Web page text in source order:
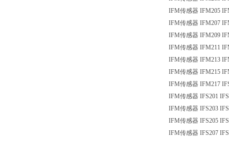
IFM传感器 IFM205
IFM传感器 IFM207
IFM传感器 IFM209
IFM传感器 IFM211
IFM传感器 IFM213
IFM传感器 IFM215
IFM传感器 IFM217
IFM传感器 IFS201
IFM传感器 IFS203
IFM传感器 IFS205
IFM传感器 IFS207